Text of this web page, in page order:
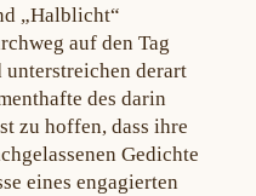
„Halblicht“
auf den Tag
derart
des darin
zu hoffen, dass ihre
Gedichte
eines engagierten